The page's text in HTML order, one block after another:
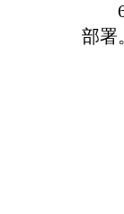
6月
部署